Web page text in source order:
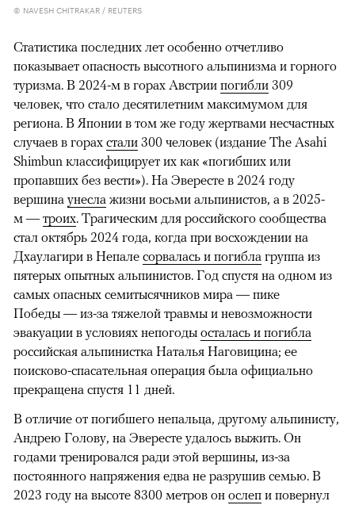
© NAVESH CHITRAKAR / REUTERS
Статистика последних лет особенно отчетливо
показывает опасность высотного альпинизма и горного
туризма. В 2024-м в горах Австрии погибли 309
человек, что стало десятилетним максимумом для
региона. В Японии в том же году жертвами несчастных
случаев в горах стали 300 человек (издание The Asahi
Shimbun классифицирует их как «погибших или
пропавших без вести»). На Эвересте в 2024 году
вершина унесла жизни восьми альпинистов, а в 2025-
м — троих. Трагическим для российского сообщества
стал октябрь 2024 года, когда при восхождении на
Дхаулагири в Непале сорвалась и погибла группа из
пятерых опытных альпинистов. Год спустя на одном из
самых опасных семитысячников мира — пике
Победы — из-за тяжелой травмы и невозможности
эвакуации в условиях непогоды осталась и погибла
российская альпинистка Наталья Наговицина; ее
поисково-спасательная операция была официально
прекращена спустя 11 дней.
В отличие от погибшего непальца, другому альпинисту,
Андрею Голову, на Эвересте удалось выжить. Он
годами тренировался ради этой вершины, из-за
постоянного напряжения едва не разрушив семью. В
2023 году на высоте 8300 метров он ослеп и повернул